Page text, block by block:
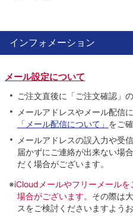
インフォメーション
メール設定について
ご注文直後に「ご注文確認」
メールアドレスやメール配信
「メール配信について」 をご
メールアドレスの誤入力や受
届かずにご連絡が出来ない場
だく場合がございます。
※iCloudメールやフリーメール
場合がございます。 その際は
スをご検討くださいますよう